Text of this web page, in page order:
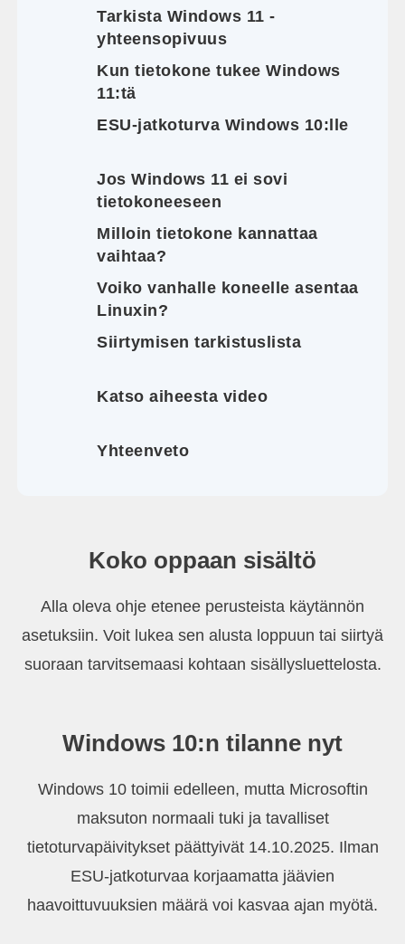
Tarkista Windows 11 -
yhteensopivuus
Kun tietokone tukee Windows
11:tä
ESU-jatkoturva Windows 10:lle
Jos Windows 11 ei sovi
tietokoneeseen
Milloin tietokone kannattaa
vaihtaa?
Voiko vanhalle koneelle asentaa
Linuxin?
Siirtymisen tarkistuslista
Katso aiheesta video
Yhteenveto
Koko oppaan sisältö
Alla oleva ohje etenee perusteista käytännön
asetuksiin. Voit lukea sen alusta loppuun tai siirtyä
suoraan tarvitsemaasi kohtaan sisällysluettelosta.
Windows 10:n tilanne nyt
Windows 10 toimii edelleen, mutta Microsoftin
maksuton normaali tuki ja tavalliset
tietoturvapäivitykset päättyivät 14.10.2025. Ilman
ESU-jatkoturvaa korjaamatta jäävien
haavoittuvuuksien määrä voi kasvaa ajan myötä.